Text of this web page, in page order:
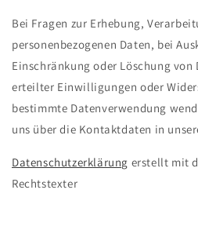
Bei Fragen zur Erhebung,
personenbezogenen Daten, bei
Einschränkung oder Löschung
erteilter Einwilligungen oder
bestimmte Datenverwendung
uns über die Kontaktdaten in
Datenschutzerklärung erstellt mit
Rechtstexter